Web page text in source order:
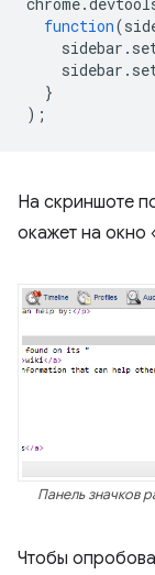
function(
sidebar .
sidebar .
}
);
На скриншоте
окажет на окно
Панель значков
Чтобы